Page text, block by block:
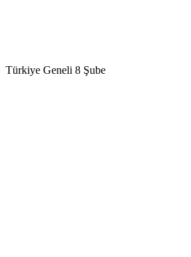
Türkiye Geneli 8 Şube